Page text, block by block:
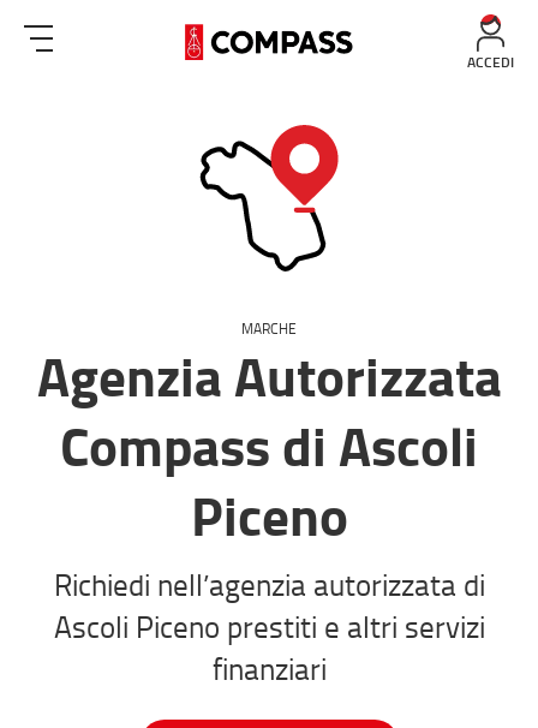
ACCEDI
MARCHE
Agenzia Autorizzata
Compass di Ascoli
Piceno
Richiedi nell’agenzia autorizzata di
Ascoli Piceno prestiti e altri servizi
finanziari